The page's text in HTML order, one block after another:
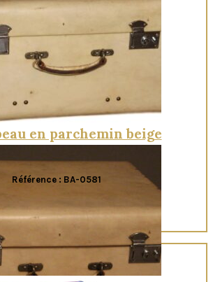
Quick View
en parchemin beige
Référence : BA-0581